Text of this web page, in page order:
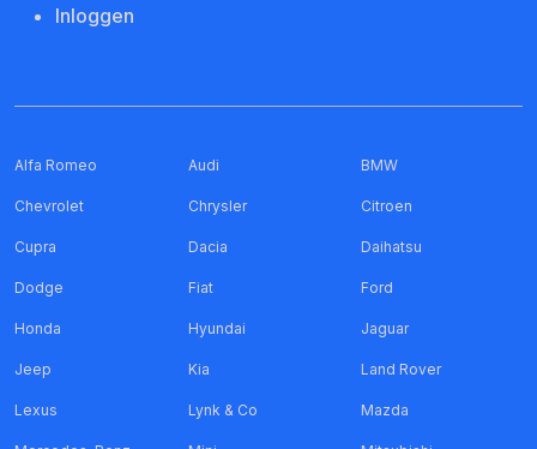
Inloggen
Alfa Romeo Audi BMW
Chevrolet Chrysler Citroen
Cupra Dacia Daihatsu
Dodge Fiat Ford
Honda Hyundai Jaguar
Jeep Kia Land Rover
Lexus Lynk & Co Mazda